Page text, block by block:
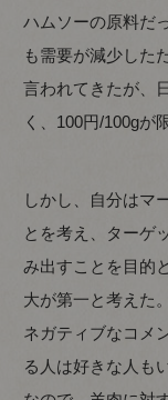
ハムソーの原料だ
も需要が減少した
言われてきたが、
く、100円/100gが
しかし、自分はマ
とを考え、ターゲ
み出すことを目的
大が第一と考えた
ネガティブなコメ
る人は好きな人も